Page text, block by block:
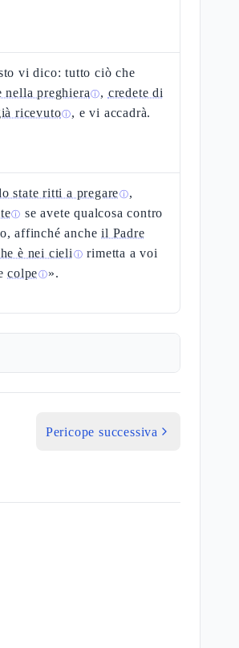
vi dico: tutto ciò che
nella preghiera ⓘ, credete di
ricevutoⓘ, e vi accadrà.
state ritti a pregareⓘ,
ⓘ se avete qualcosa contro
affinché ancheil Padre
è nei cieli ⓘ rimetta a voi
colpeⓘ».
Pericope successiva